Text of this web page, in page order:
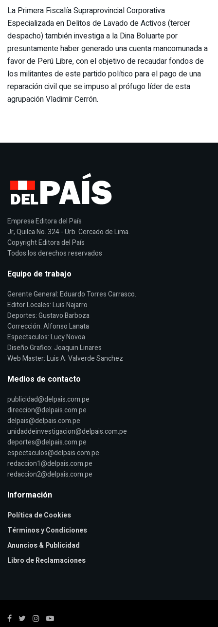
La Primera Fiscalía Supraprovincial Corporativa
Especializada en Delitos de Lavado de Activos (tercer
despacho) también investiga a la Dina Boluarte por
presuntamente haber generado una cuenta mancomunada a
favor de Perú Libre, con el objetivo de recaudar fondos de
los militantes de este partido político para el pago de una
reparación civil que se impuso al prófugo líder de esta
agrupación Vladimir Cerrón.
Empresa Editora del País
Jr, Quilca No. 324 - Urb. Cercado de Lima.
Copyright Editora del País
Todos los derechos reservados
Equipo de trabajo
Gerente General: Eduardo Torres Carrasco.
Editor Locales: Luis Najarro
Deportes: Gustavo Barboza
Corrección: Alfonso Lanata
Espectaculos: Lucy Novoa
Diseño Grafico: Joaquin Linares
Web Master: Luis A. Valverde Sanchez
Medios de contacto
publicidad@delpais.com.pe
direccion@delpais.com.pe
delpais@delpais.com.pe
unidaddeinvestigacion@delpais.com.pe
deportes@delpais.com.pe
espectaculos@delpais.com.pe
redaccion1@delpais.com.pe
redaccion2@delpais.com.pe
Información
Política de Cookies
Términos y Condiciones
Anuncios & Publicidad
Libro de Reclamaciones